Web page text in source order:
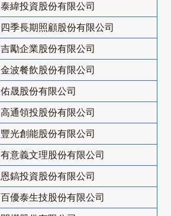
泰緯投資股份有限公司
四季長期照顧股份有限公司
吉勵企業股份有限公司
金波餐飲股份有限公司
佑晟股份有限公司
高通領投股份有限公司
豐光創能股份有限公司
有意義文理股份有限公司
恩鎬投資股份有限公司
百優泰生技股份有限公司